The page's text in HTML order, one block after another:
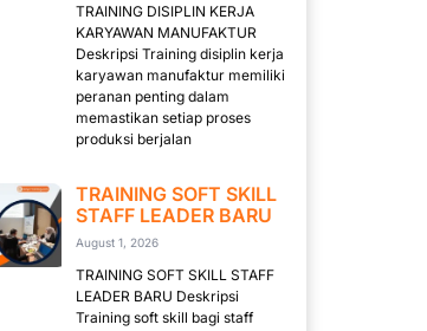
TRAINING DISIPLIN KERJA
KARYAWAN MANUFAKTUR
Deskripsi Training disiplin kerja
karyawan manufaktur memiliki
peranan penting dalam
memastikan setiap proses
produksi berjalan
TRAINING SOFT SKILL
STAFF LEADER BARU
August 1, 2026
TRAINING SOFT SKILL STAFF
LEADER BARU Deskripsi
Training soft skill bagi staff